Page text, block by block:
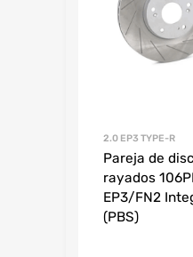
2.0 EP3 TYPE-R
Pareja de
rayados
EP3/FN2
(PBS)